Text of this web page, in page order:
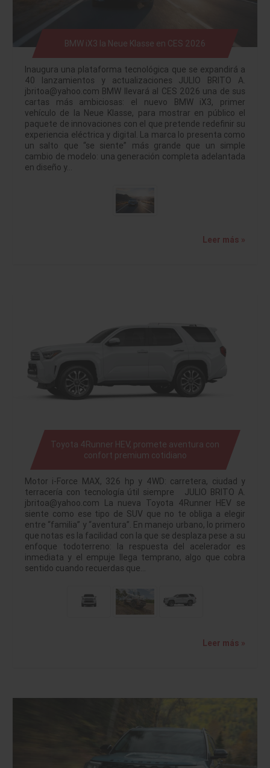
BMW iX3 la Neue Klasse en CES 2026
Inaugura una plataforma tecnológica que se expandirá a
40 lanzamientos y actualizaciones JULIO BRITO A.
jbritoa@yahoo.com BMW llevará al CES 2026 una de sus
cartas más ambiciosas: el nuevo BMW iX3, primer
vehículo de la Neue Klasse, para mostrar en público el
paquete de innovaciones con el que pretende redefinir su
experiencia eléctrica y digital. La marca lo presenta como
un salto que “se siente” más grande que un simple
cambio de modelo: una generación completa adelantada
en diseño y…
Leer más »
Toyota 4Runner HEV, promete aventura con
confort premium cotidiano
Motor i-Force MAX, 326 hp y 4WD: carretera, ciudad y
terracería con tecnología útil siempre JULIO BRITO A.
jbritoa@yahoo.com La nueva Toyota 4Runner HEV se
siente como ese tipo de SUV que no te obliga a elegir
entre “familia” y “aventura”. En manejo urbano, lo primero
que notas es la facilidad con la que se desplaza pese a su
enfoque todoterreno: la respuesta del acelerador es
inmediata y el empuje llega temprano, algo que cobra
sentido cuando recuerdas que…
Leer más »